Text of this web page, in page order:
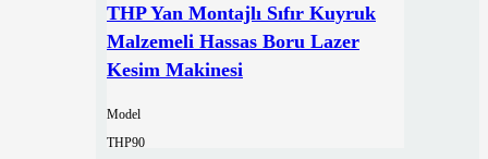
THP Yan Montajlı Sıfır Kuyruk
Malzemeli Hassas Boru Lazer
Kesim Makinesi
Model
THP90